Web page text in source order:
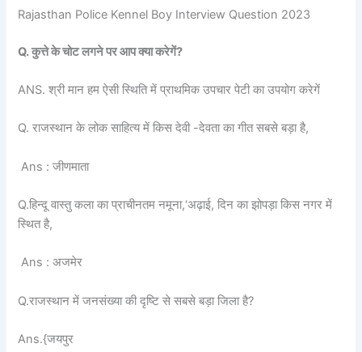
Rajasthan Police Kennel Boy Interview Question 2023
Q. कुत्ते के चोट लगने पर आप क्या करेगें?
ANS. श्री मान हम ऐसी स्थिति में प्राथमिक उपचार पेटी का उपयोग करेगें
Q. राजस्थान के लोक साहित्य में किस देवी -देवता का गीत सबसे बड़ा है,
Ans : जीणमाता
Q.हिन्दू वास्तु कला का प्राचीनतम नमूना,‘अढ़ाई, दिन का झोपड़ा किस नगर में
स्थित है,
Ans : अजमेर
Q.राजस्थान में जनसंख्या की दृष्टि से सबसे बड़ा जिला है?
Ans.{जयपुर